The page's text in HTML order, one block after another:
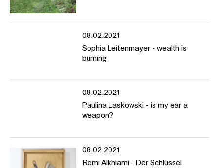
08.02.2021
Sophia Leitenmayer - wealth is
burning
08.02.2021
Paulina Laskowski - is my ear a
weapon?
08.02.2021
Remi Alkhiami - Der Schlüssel